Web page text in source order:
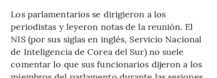
Los parlamentarios se dirigieron a los
periodistas y leyeron notas de la reunión. El
NIS (por sus siglas en inglés, Servicio Nacional
de Inteligencia de Corea del Sur) no suele
comentar lo que sus funcionarios dijeron a los